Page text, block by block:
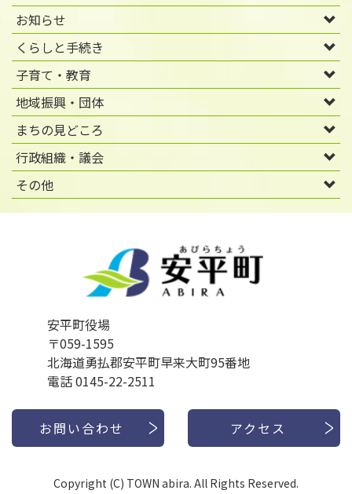
お知らせ
くらしと手続き
子育て・教育
地域振興・団体
まちの見どころ
行政組織・議会
その他
安平町役場
〒059-1595
北海道勇払郡安平町早来大町95番地
電話 0145-22-2511
お問い合わせ アクセス
Copyright (C) TOWN abira. All Rights Reserved.